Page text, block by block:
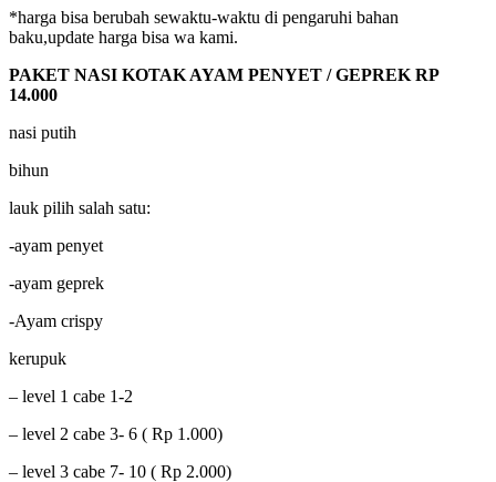
*harga bisa berubah sewaktu-waktu di pengaruhi bahan
baku,update harga bisa wa kami.
PAKET NASI KOTAK AYAM PENYET / GEPREK RP
14.000
nasi putih
bihun
lauk pilih salah satu:
-ayam penyet
-ayam geprek
-Ayam crispy
kerupuk
– level 1 cabe 1-2
– level 2 cabe 3- 6 ( Rp 1.000)
– level 3 cabe 7- 10 ( Rp 2.000)